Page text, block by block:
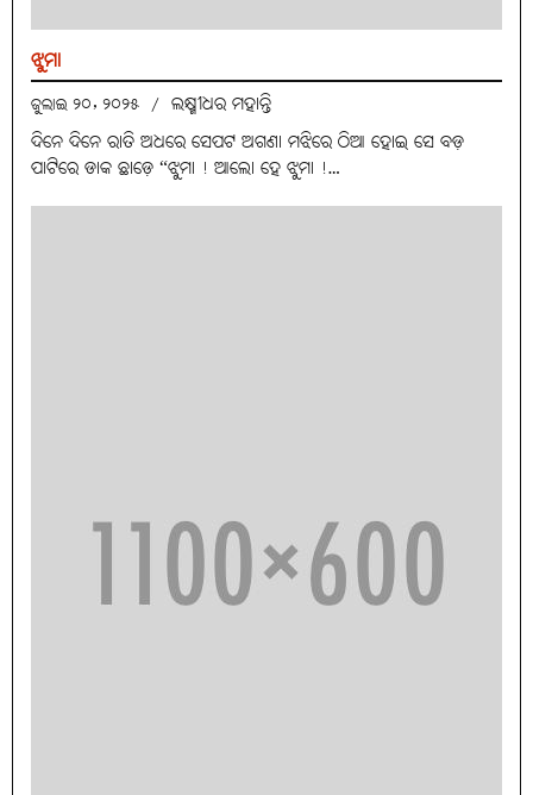
ଝୁମା
ଜୁଲାଇ ୨୦, ୨୦୨୫ / ଲକ୍ଷ୍ମୀଧର ମହାନ୍ତି
ଦିନେ ଦିନେ ରାତି ଅଧରେ ସେପଟ ଅଗଣା ମଝିରେ ଠିଆ ହୋଇ ସେ ବଡ଼
ପାଟିରେ ଡାକ ଛାଡ଼େ “ଝୁମା ! ଆଲୋ ହେ ଝୁମା !…